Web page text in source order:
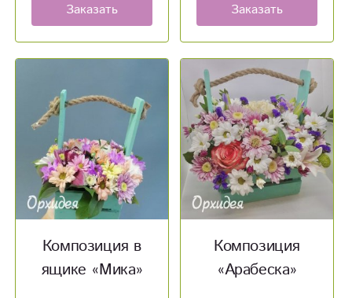
Заказать Заказать
Композиция в
ящике «Мика»
Композиция
«Арабеска»